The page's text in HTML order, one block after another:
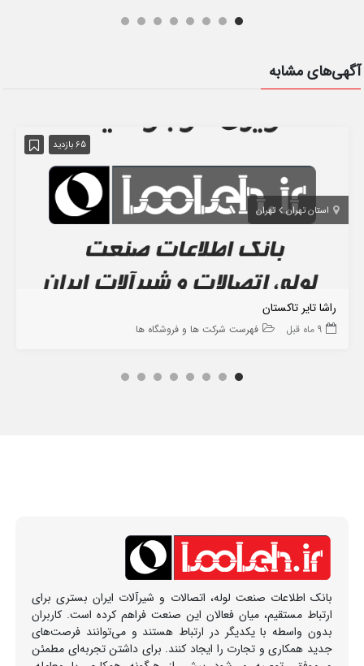
آگهی‌های مشابه
65 بازدید
استان تهران تهران
راشا تایر تاکستان
9 ماه قبل فهرست شرکت ها و فروشگاه ها
بانک اطلاعات صنعت لوله، اتصالات و شیرآلات ایران بستری برای
ارتباط مستقیم، میان فعالان این صنعت فراهم کرده است. کاربران
بدون واسطه با یکدیگر در ارتباط هستند و می‌توانند فرصت‌های
جدید همکاری و تجارت را ایجاد کنند. برای داشتن تجربه‌ای مطمئن